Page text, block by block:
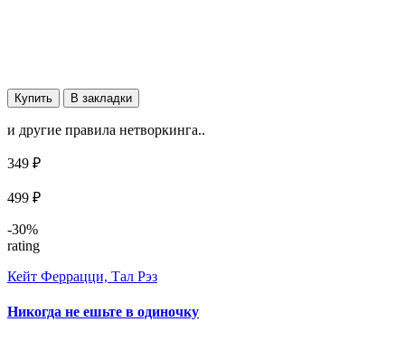
Купить В закладки
и другие правила нетворкинга..
349 ₽
499 ₽
-30%
rating
Кейт Феррацци, Тал Рэз
Никогда не ешьте в одиночку